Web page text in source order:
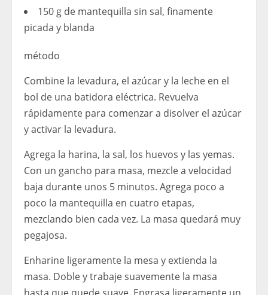
150 g de mantequilla sin sal, finamente
picada y blanda
método
Combine la levadura, el azúcar y la leche en el
bol de una batidora eléctrica. Revuelva
rápidamente para comenzar a disolver el azúcar
y activar la levadura.
Agrega la harina, la sal, los huevos y las yemas.
Con un gancho para masa, mezcle a velocidad
baja durante unos 5 minutos. Agrega poco a
poco la mantequilla en cuatro etapas,
mezclando bien cada vez. La masa quedará muy
pegajosa.
Enharine ligeramente la mesa y extienda la
masa. Doble y trabaje suavemente la masa